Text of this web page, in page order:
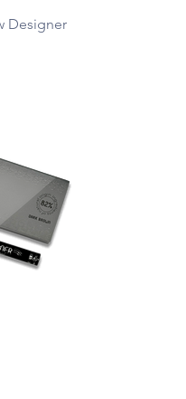
Designer